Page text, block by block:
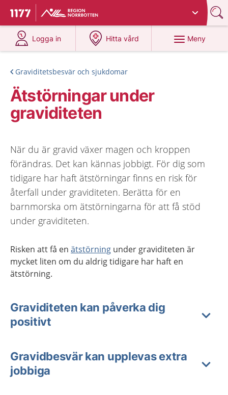
Till startsidan för 1177
Du har valt region
Logga in
på 1177.se
Hitta vård
på 1177.se
Meny
Graviditetsbesvär och sjukdomar
Ätstörningar under
graviditeten
När du är gravid växer magen och kroppen
förändras. Det kan kännas jobbigt. För dig som
tidigare har haft ätstörningar finns en risk för
återfall under graviditeten. Berätta för en
barnmorska om ätstörningarna för att få stöd
under graviditeten.
Risken att få en ätstörning under graviditeten är
mycket liten om du aldrig tidigare har haft en
ätstörning.
Graviditeten kan påverka dig
positivt
Gravidbesvär kan upplevas extra
jobbiga